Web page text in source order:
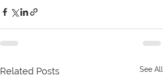
Related Posts See All